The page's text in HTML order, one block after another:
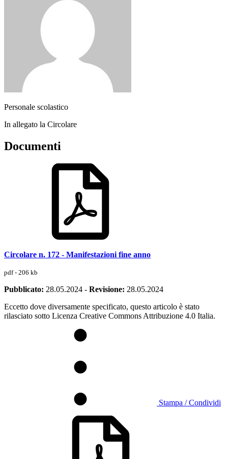
Personale scolastico
In allegato la Circolare
Documenti
Circolare n. 172 - Manifestazioni fine anno
pdf - 206 kb
Pubblicato: 28.05.2024 - Revisione: 28.05.2024
Eccetto dove diversamente specificato, questo articolo è stato
rilasciato sotto Licenza Creative Commons Attribuzione 4.0 Italia.
Stampa / Condividi